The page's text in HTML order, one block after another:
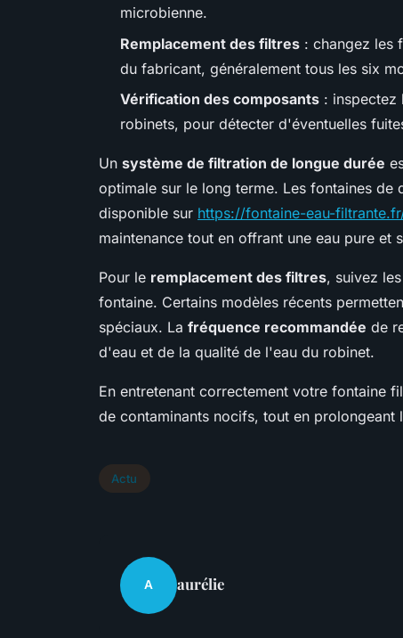
microbienne.
Remplacement des filtres : changez les
du fabricant, généralement tous les six
Vérification des composants : inspectez
robinets, pour détecter d'éventuelles
Un système de filtration de longue durée
optimale sur le long terme. Les fontaines de
disponible sur https://fontaine-eau-
maintenance tout en offrant une eau pure et
Pour le remplacement des filtres, suivez
fontaine. Certains modèles récents
spéciaux. La fréquence recommandée de
d'eau et de la qualité de l'eau du robinet.
En entretenant correctement votre fontaine
de contaminants nocifs, tout en
Actu
A aurélie